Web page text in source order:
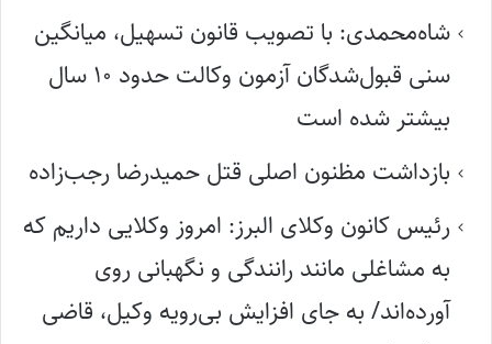
شاه‌محمدی: با تصویب قانون تسهیل، میانگین
سنی قبول‌شدگان آزمون وکالت حدود ۱۰ سال
بیشتر شده است
بازداشت مظنون اصلی قتل حمیدرضا رجب‌زاده
رئیس کانون وکلای البرز: امروز وکلایی داریم که
به مشاغلی مانند رانندگی و نگهبانی روی
آورده‌اند/ به جای افزایش بی‌رویه وکیل، قاضی